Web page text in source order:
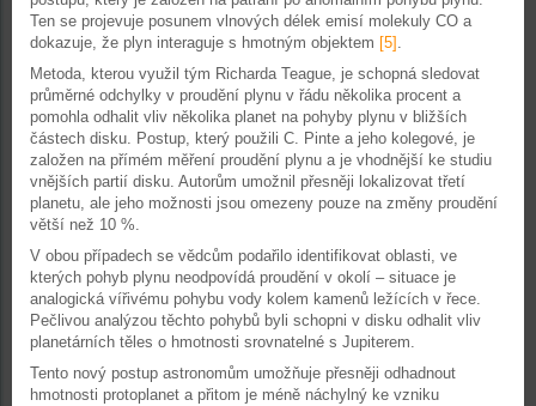
Ten se projevuje posunem vlnových délek emisí molekuly CO a
dokazuje, že plyn interaguje s hmotným objektem [5] .
Metoda, kterou využil tým Richarda Teague, je schopná sledovat
průměrné odchylky v proudění plynu v řádu několika procent a
pomohla odhalit vliv několika planet na pohyby plynu v bližších
částech disku. Postup, který použili C. Pinte a jeho kolegové, je
založen na přímém měření proudění plynu a je vhodnější ke studiu
vnějších partií disku. Autorům umožnil přesněji lokalizovat třetí
planetu, ale jeho možnosti jsou omezeny pouze na změny proudění
větší než 10 %.
V obou případech se vědcům podařilo identifikovat oblasti, ve
kterých pohyb plynu neodpovídá proudění v okolí – situace je
analogická vířivému pohybu vody kolem kamenů ležících v řece.
Pečlivou analýzou těchto pohybů byli schopni v disku odhalit vliv
planetárních těles o hmotnosti srovnatelné s Jupiterem.
Tento nový postup astronomům umožňuje přesněji odhadnout
hmotnosti protoplanet a přitom je méně náchylný ke vzniku